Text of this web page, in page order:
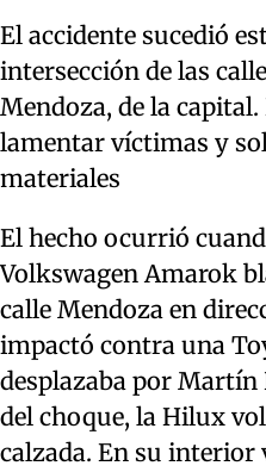
El accidente sucedió
intersección de las
Mendoza, de la
lamentar víctimas y
materiales
El hecho ocurrió
Volkswagen Amarok
calle Mendoza en
impactó contra una
desplazaba por Martín
del choque, la Hilux
calzada. En su interior